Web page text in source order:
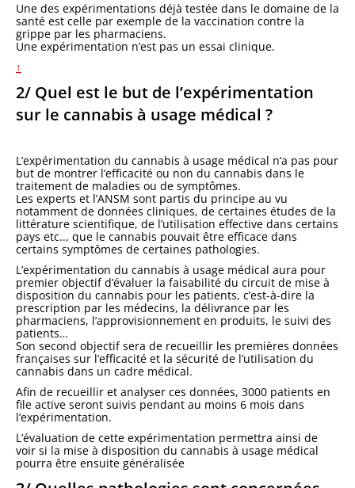
Une des expérimentations déjà testée dans le domaine de la
santé est celle par exemple de la vaccination contre la
grippe par les pharmaciens.
Une expérimentation n’est pas un essai clinique.
↑
2/ Quel est le but de l’expérimentation
sur le cannabis à usage médical ?
L’expérimentation du cannabis à usage médical n’a pas pour
but de montrer l’efficacité ou non du cannabis dans le
traitement de maladies ou de symptômes.
Les experts et l’ANSM sont partis du principe au vu
notamment de données cliniques, de certaines études de la
littérature scientifique, de l’utilisation effective dans certains
pays etc.., que le cannabis pouvait être efficace dans
certains symptômes de certaines pathologies.
L’expérimentation du cannabis à usage médical aura pour
premier objectif d’évaluer la faisabilité du circuit de mise à
disposition du cannabis pour les patients, c’est-à-dire la
prescription par les médecins, la délivrance par les
pharmaciens, l’approvisionnement en produits, le suivi des
patients…
Son second objectif sera de recueillir les premières données
françaises sur l’efficacité et la sécurité de l’utilisation du
cannabis dans un cadre médical.
Afin de recueillir et analyser ces données, 3000 patients en
file active seront suivis pendant au moins 6 mois dans
l’expérimentation.
L’évaluation de cette expérimentation permettra ainsi de
voir si la mise à disposition du cannabis à usage médical
pourra être ensuite généralisée